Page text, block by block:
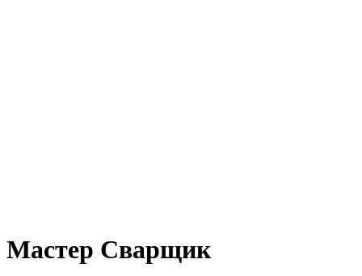
Мастер Сварщик